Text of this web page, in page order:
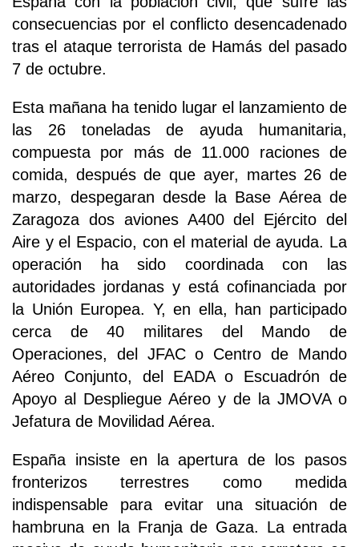
consecuencias por el conflicto desencadenado
tras el ataque terrorista de Hamás del pasado
7 de octubre.
Esta mañana ha tenido lugar el lanzamiento de
las 26 toneladas de ayuda humanitaria,
compuesta por más de 11.000 raciones de
comida, después de que ayer, martes 26 de
marzo, despegaran desde la Base Aérea de
Zaragoza dos aviones A400 del Ejército del
Aire y el Espacio, con el material de ayuda. La
operación ha sido coordinada con las
autoridades jordanas y está cofinanciada por
la Unión Europea. Y, en ella, han participado
cerca de 40 militares del Mando de
Operaciones, del JFAC o Centro de Mando
Aéreo Conjunto, del EADA o Escuadrón de
Apoyo al Despliegue Aéreo y de la JMOVA o
Jefatura de Movilidad Aérea.
España insiste en la apertura de los pasos
fronterizos terrestres como medida
indispensable para evitar una situación de
hambruna en la Franja de Gaza. La entrada